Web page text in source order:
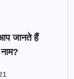
जानते हैं